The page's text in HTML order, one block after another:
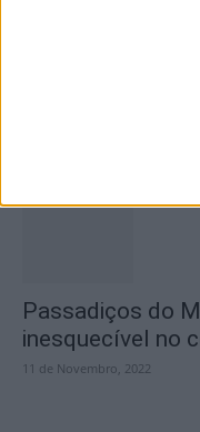
Passadiços do
inesquecível no
11 de Novembro, 2022